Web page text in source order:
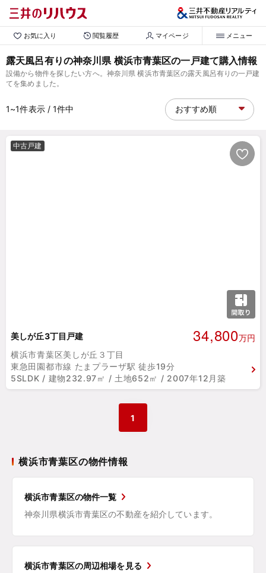
お気に入り 閲覧履歴 マイページ メニュー
露天風呂有りの神奈川県 横浜市青葉区の一戸建て購入情報
設備から物件を探したい方へ。神奈川県 横浜市青葉区の露天風呂有りの一戸建
てを集めました。
1~1件表示/ 1件中
中古戸建
美しが丘3丁目戸建 34,800万円
横浜市青葉区美しが丘３丁目
東急田園都市線 たまプラーザ駅 徒歩19分
5SLDK / 建物232.97㎡ / 土地652㎡ / 2007年12月築
1
横浜市青葉区の物件情報
横浜市青葉区の物件一覧
神奈川県横浜市青葉区の不動産を紹介しています。
横浜市青葉区の周辺相場を見る